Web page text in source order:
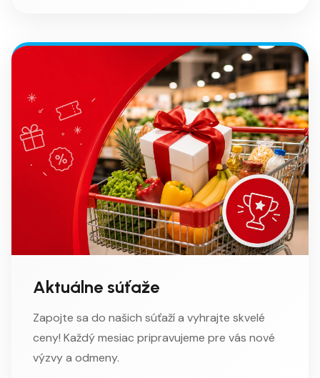
Aktuálne súťaže
Zapojte sa do našich súťaží a vyhrajte skvelé
ceny! Každý mesiac pripravujeme pre vás nové
výzvy a odmeny.